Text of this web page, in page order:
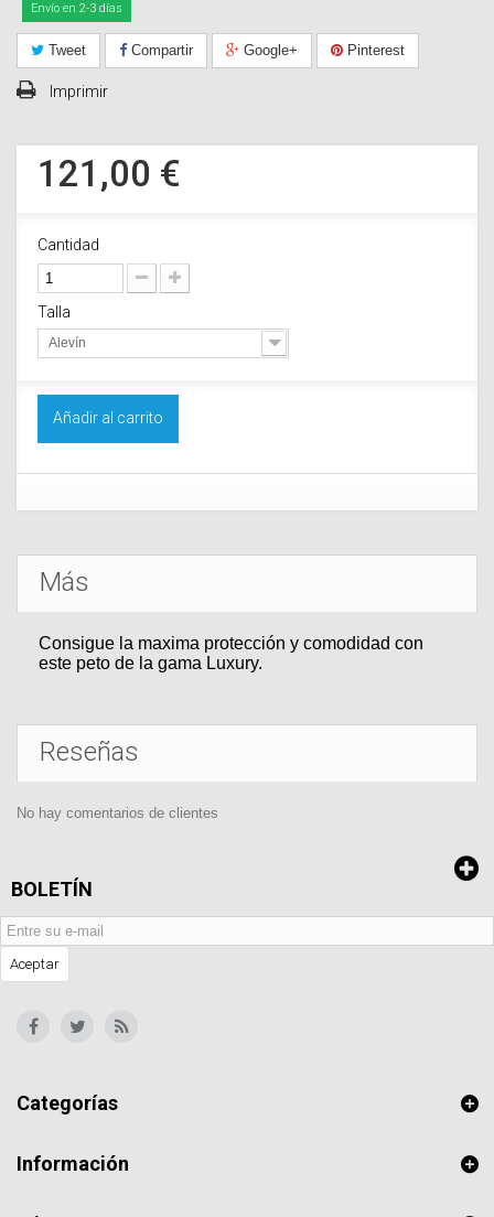
Envío en 2-3 días
Tweet Compartir Google+ Pinterest
Imprimir
121,00 €
Cantidad
Talla
Alevín
Añadir al carrito
Más
Consigue la maxima protección y comodidad con
este peto de la gama Luxury.
Reseñas
No hay comentarios de clientes
BOLETÍN
Aceptar
Categorías
Información